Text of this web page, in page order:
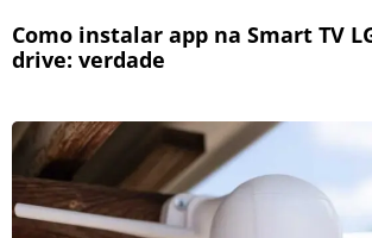
Como instalar app na Smart TV
drive: verdade